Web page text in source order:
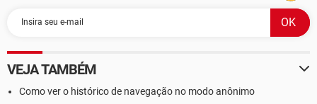
VEJA TAMBÉM
Como ver o histórico de navegação no modo anônimo